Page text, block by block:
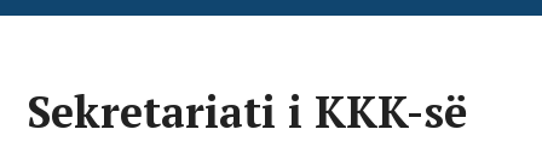
Sekretariati i KKK-së